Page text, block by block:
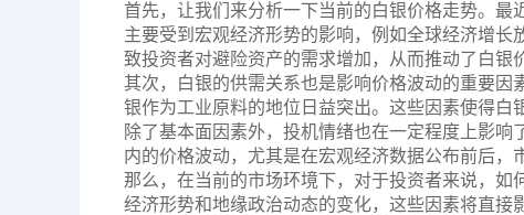
首先，让我们来分析一下当前的白银价格走势。
主要受到宏观经济形势的影响，例如全球经济增
致投资者对避险资产的需求增加，从而推动了白银
其次，白银的供需关系也是影响价格波动的重要
银作为工业原料的地位日益突出。这些因素使得白
除了基本面因素外，投机情绪也在一定程度上影
内的价格波动，尤其是在宏观经济数据公布前后，
那么，在当前的市场环境下，对于投资者来说，
经济形势和地缘政治动态的变化，这些因素将直